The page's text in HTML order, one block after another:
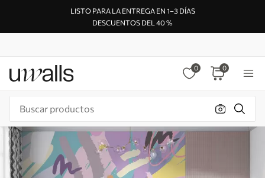
LISTO PARA LA ENTREGA EN 1–3 DÍAS
DESCUENTOS DEL 40 %
0 0